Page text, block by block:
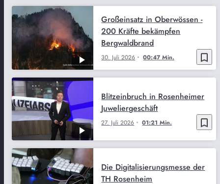
bookmark_border
30. Juli 2026 00:47 Min.
Großeinsatz in Oberwössen -
200 Kräfte bekämpfen
Bergwaldbrand
bookmark_border
27. Juli 2026 01:21 Min.
Blitzeinbruch in Rosenheimer
Juweliergeschäft
Die Digitalisierungsmesse der
TH Rosenheim